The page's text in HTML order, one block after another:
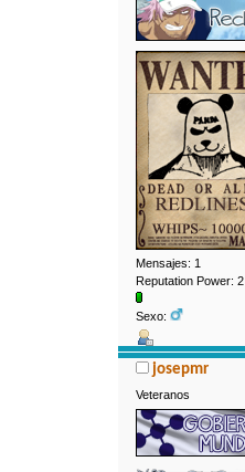
Mensajes: 1
Reputation Power: 2
Sexo:
josepmr
Veteranos